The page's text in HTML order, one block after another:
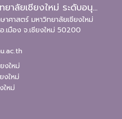
โรงเรียนสาธิตมหาวิทยาลัยเชียงใหม่ ระดับอนุบาลและประถมศึกษา
ศาสตร์ มหาวิทยาลัยเชียงใหม่
เมือง จ.เชียงใหม่ 50200
งใหม่
งใหม่
ใหม่